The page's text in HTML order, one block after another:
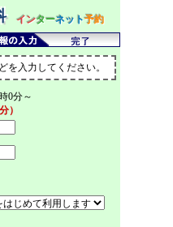
インターネット予約
を入力してください。
0分～
）